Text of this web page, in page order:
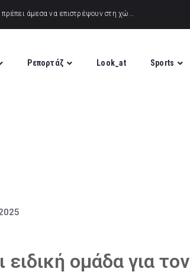
Ρεπορτάζ Look_at Sports
ομάδα για τον